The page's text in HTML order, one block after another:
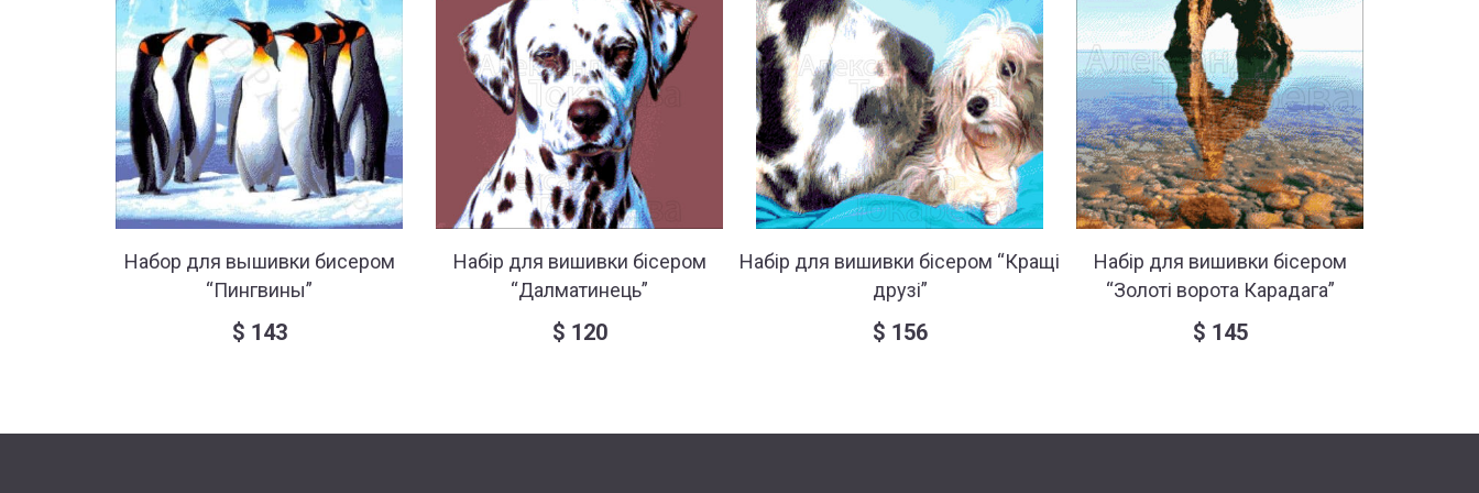
Набор для вышивки бисером
“Пингвины”
$ 143
Набір для вишивки бісером
“Далматинець”
$ 120
Набір для вишивки бісером “Кращі
друзі”
$ 156
Набір для вишивки бісером
“Золоті ворота Карадага”
$ 145